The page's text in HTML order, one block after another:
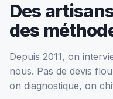
Des
des
Depuis 2011, on
nous. Pas de devis
on diagnostique, on